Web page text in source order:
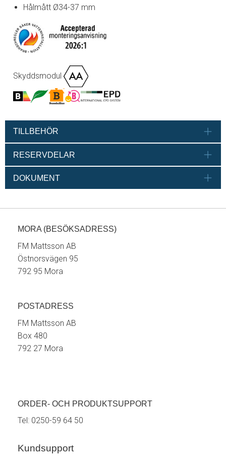
Hålmått Ø34-37 mm
Skyddsmodul
TILLBEHÖR
RESERVDELAR
DOKUMENT
MORA (BESÖKSADRESS)
FM Mattsson AB
Östnorsvägen 95
792 95 Mora
POSTADRESS
FM Mattsson AB
Box 480
792 27 Mora
ORDER- OCH PRODUKTSUPPORT
Tel: 0250-59 64 50
Kundsupport